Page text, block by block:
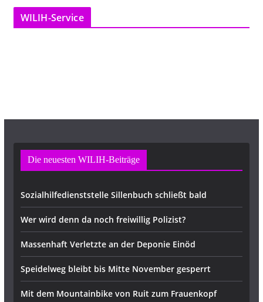
-
WILIH-Service
Die neuesten WILIH-Beiträge
Sozialhilfedienststelle Sillenbuch schließt bald
Wer wird denn da noch freiwillig Polizist?
Massenhaft Verletzte an der Deponie Einöd
Speidelweg bleibt bis Mitte November gesperrt
Mit dem Mountainbike von Ruit zum Frauenkopf